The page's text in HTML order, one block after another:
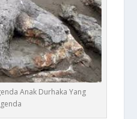
Anak Durhaka Yang